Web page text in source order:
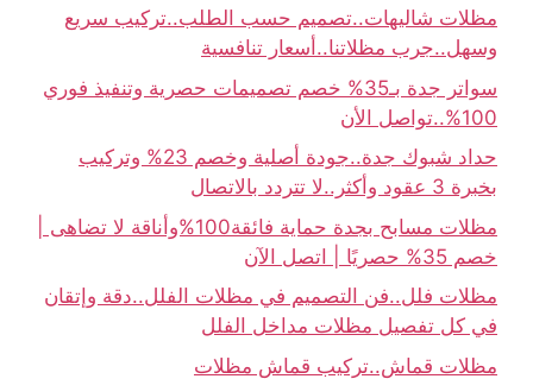
مظلات شاليهات..تصميم حسب الطلب..تركيب سريع
وسهل..جرب مظلاتنا..أسعار تنافسية
سواتر جدة بـ35% خصم تصميمات حصرية وتنفيذ فوري
100%..تواصل الأن
حداد شبوك جدة..جودة أصلية وخصم 23% وتركيب
بخبرة 3 عقود وأكثر..لا تتردد بالاتصال
مظلات مسابح بجدة حماية فائقة100%وأناقة لا تضاهى |
خصم 35% حصريًا | اتصل الآن
مظلات فلل..فن التصميم في مظلات الفلل..دقة وإتقان
في كل تفصيل مظلات مداخل الفلل
مظلات قماش..تركيب قماش مظلات